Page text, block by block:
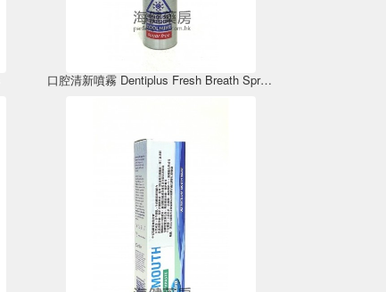
口腔清新噴霧 Dentiplus Fresh Breath Spray Coolmint